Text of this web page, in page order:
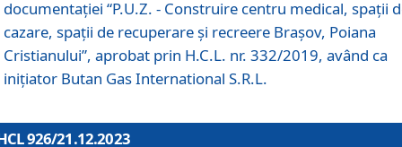
documentaţiei “P.U.Z. - Construire centru medical, spații
cazare, spații de recuperare și recreere Brașov, Poiana
Cristianului”, aprobat prin H.C.L. nr. 332/2019, având ca
inițiator Butan Gas International S.R.L.
926/21.12.2023